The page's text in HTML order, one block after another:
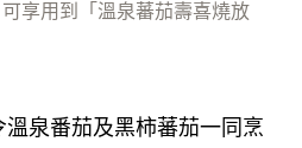
享用到「溫泉蕃茄壽喜燒放
泉番茄及黑柿蕃茄一同烹